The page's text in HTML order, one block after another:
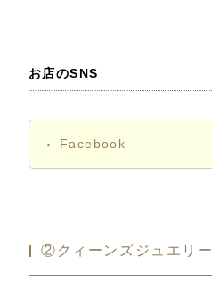
お店のSNS
Facebook
②クィーンズジュエリー